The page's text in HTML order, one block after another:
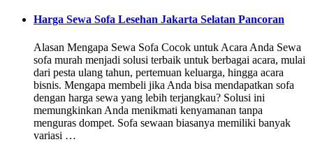
Harga Sewa Sofa Lesehan Jakarta Selatan Pancoran
Alasan Mengapa Sewa Sofa Cocok untuk Acara Anda Sewa
sofa murah menjadi solusi terbaik untuk berbagai acara, mulai
dari pesta ulang tahun, pertemuan keluarga, hingga acara
bisnis. Mengapa membeli jika Anda bisa mendapatkan sofa
dengan harga sewa yang lebih terjangkau? Solusi ini
memungkinkan Anda menikmati kenyamanan tanpa
menguras dompet. Sofa sewaan biasanya memiliki banyak
variasi …